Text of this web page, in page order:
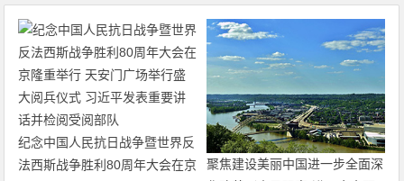
纪念中国人民抗日战争暨世界反
法西斯战争胜利80周年大会在京
聚焦建设美丽中国进一步全面深